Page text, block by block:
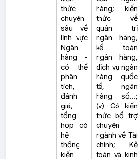
thức
chuyên
sâu về
lĩnh vực
Ngân
hàng -
có thể
phân
tích,
đánh
giá,
tổng
hợp có
hệ
thống
kiến
hàng; kiến
thức về
quản trị
ngân hàng,
kế toán
ngân hàng,
dịch vụ ngân
hàng quốc
tế, ngân
hàng số…;
(v) Có kiến
thức bổ trợ
chuyên
ngành về Tài
chính; Kế
toán và kinh